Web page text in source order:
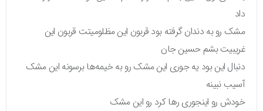
داد
مشک رو به دندان گرفته بود قربون این مظلومیتت قربون این
غریبیت بشم حسین جان
دنبال این بود یه جوری این مشک رو به خیمه‌ها برسونه این مشک
آسیب نبینه
خودش رو اینجوری رها کرد رو این مشک